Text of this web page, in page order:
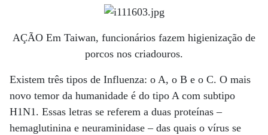
AÇÃO Em Taiwan, funcionários fazem higienização de
porcos nos criadouros.
Existem três tipos de Influenza: o A, o B e o C. O mais
novo temor da humanidade é do tipo A com subtipo
H1N1. Essas letras se referem a duas proteínas –
hemaglutinina e neuraminidase – das quais o vírus se